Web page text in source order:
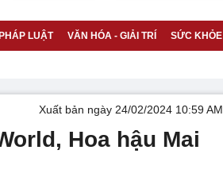
PHÁP LUẬT VĂN HÓA - GIẢI TRÍ SỨC KHỎE
Xuất bản ngày 24/02/2024 10:59 AM
Hoa hậu Mai